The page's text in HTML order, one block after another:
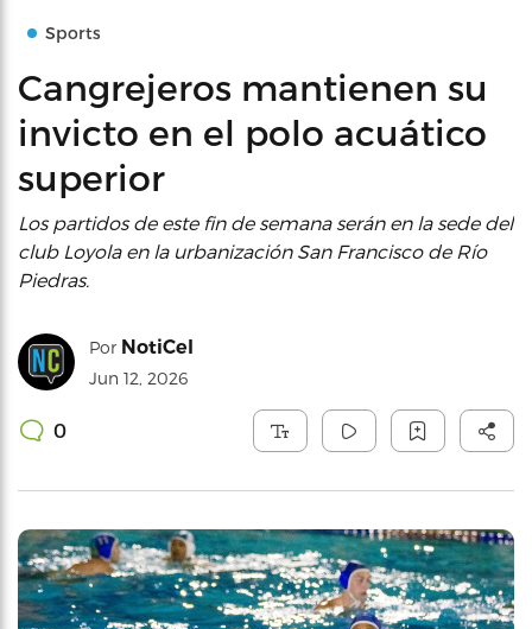
Sports
Cangrejeros mantienen su
invicto en el polo acuático
superior
Los partidos de este fin de semana serán en la sede del
club Loyola en la urbanización San Francisco de Río
Piedras.
Por NotiCel
Jun 12, 2026
0